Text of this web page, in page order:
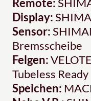
Remote:
Display:
Sensor:
Bremsscheibe
Felgen:
Tubeless Ready
Speichen: